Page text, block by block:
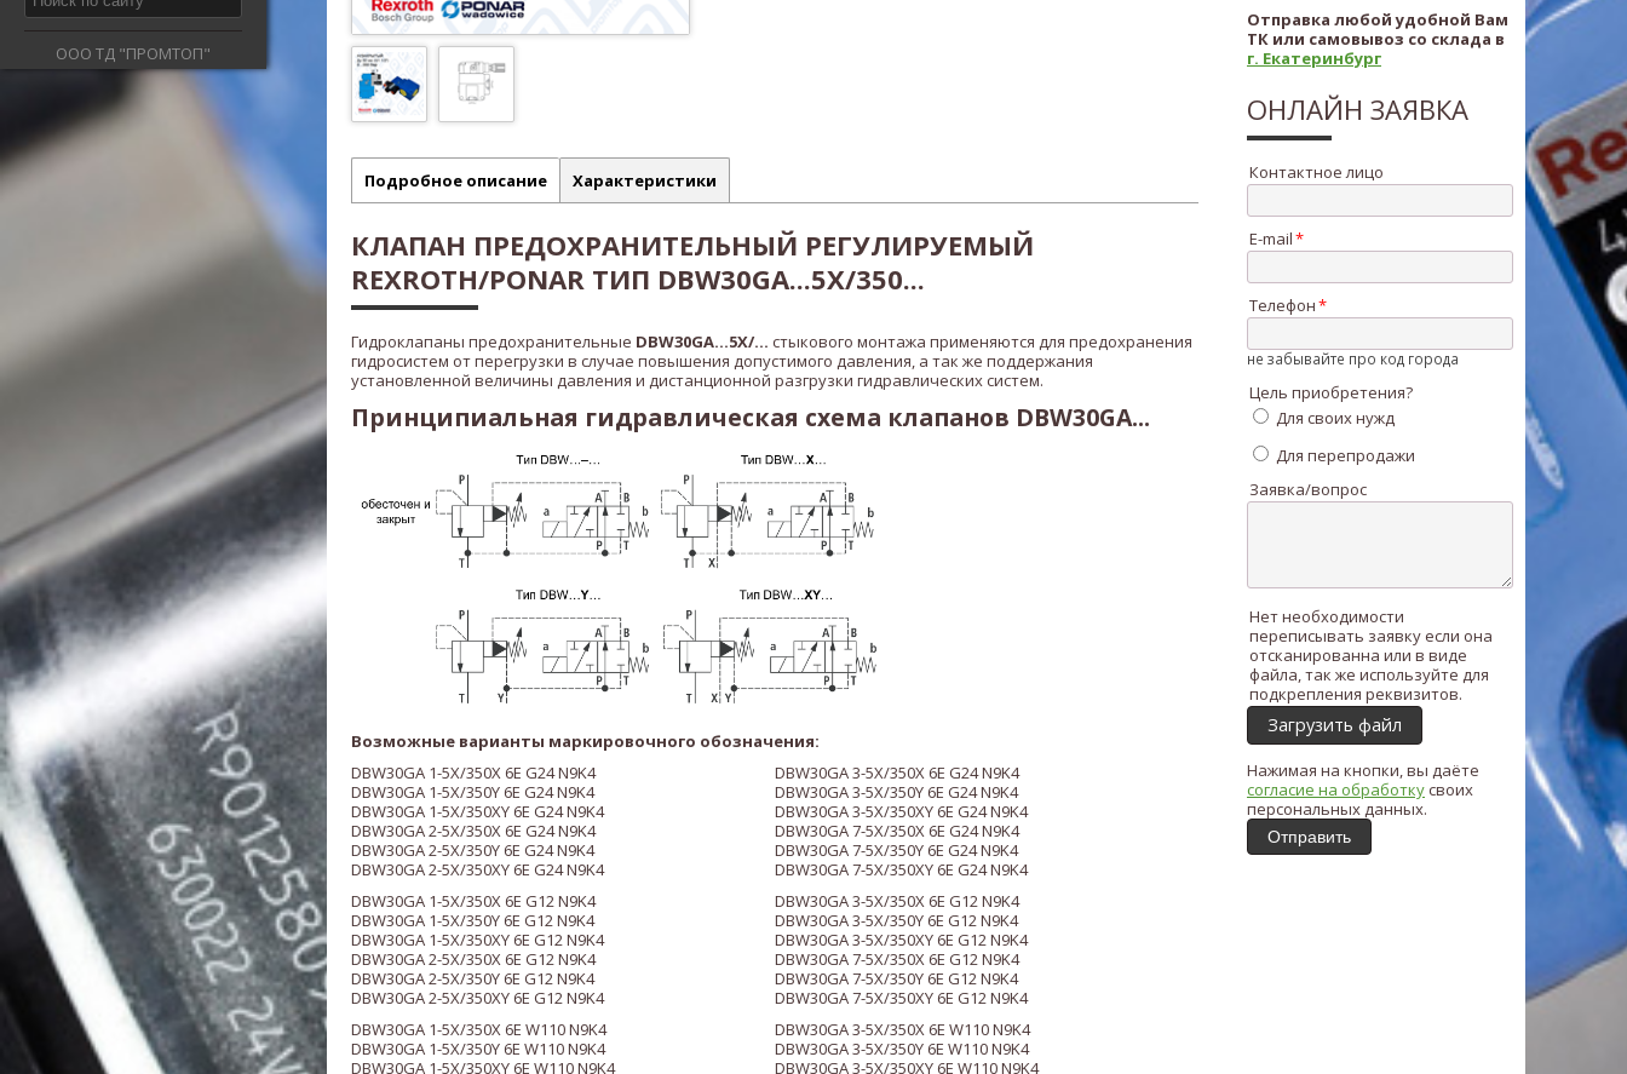
ООО ТД "ПРОМТОП"
Подробное описание Характеристики
КЛАПАН ПРЕДОХРАНИТЕЛЬНЫЙ РЕГУЛИРУЕМЫЙ
REXROTH/PONAR ТИП DBW30GA...5X/350...
Гидроклапаны предохранительные DBW30GA...5X/... стыкового монтажа применяются для предохранения
гидросистем от перегрузки в случае повышения допустимого давления, а так же поддержания
установленной величины давления и дистанционной разгрузки гидравлических систем.
Принципиальная гидравлическая схема клапанов DBW30GA...
Возможные варианты маркировочного обозначения:
DBW30GA 1-5X/350X 6E G24 N9K4
DBW30GA 1-5X/350Y 6E G24 N9K4
DBW30GA 1-5X/350XY 6E G24 N9K4
DBW30GA 2-5X/350X 6E G24 N9K4
DBW30GA 2-5X/350Y 6E G24 N9K4
DBW30GA 2-5X/350XY 6E G24 N9K4
DBW30GA 3-5X/350X 6E G24 N9K4
DBW30GA 3-5X/350Y 6E G24 N9K4
DBW30GA 3-5X/350XY 6E G24 N9K4
DBW30GA 7-5X/350X 6E G24 N9K4
DBW30GA 7-5X/350Y 6E G24 N9K4
DBW30GA 7-5X/350XY 6E G24 N9K4
DBW30GA 1-5X/350X 6E G12 N9K4
DBW30GA 1-5X/350Y 6E G12 N9K4
DBW30GA 1-5X/350XY 6E G12 N9K4
DBW30GA 2-5X/350X 6E G12 N9K4
DBW30GA 2-5X/350Y 6E G12 N9K4
DBW30GA 2-5X/350XY 6E G12 N9K4
DBW30GA 3-5X/350X 6E G12 N9K4
DBW30GA 3-5X/350Y 6E G12 N9K4
DBW30GA 3-5X/350XY 6E G12 N9K4
DBW30GA 7-5X/350X 6E G12 N9K4
DBW30GA 7-5X/350Y 6E G12 N9K4
DBW30GA 7-5X/350XY 6E G12 N9K4
DBW30GA 1-5X/350X 6E W110 N9K4
DBW30GA 1-5X/350Y 6E W110 N9K4
DBW30GA 1-5X/350XY 6E W110 N9K4
DBW30GA 3-5X/350X 6E W110 N9K4
DBW30GA 3-5X/350Y 6E W110 N9K4
DBW30GA 3-5X/350XY 6E W110 N9K4
Отправка любой удобной Вам
ТК или самовывоз со склада в
г. Екатеринбург
ОНЛАЙН ЗАЯВКА
Контактное лицо
E-mail
Телефон
не забывайте про код города
Цель приобретения?
Для своих нужд
Для перепродажи
Заявка/вопрос
Нет необходимости
переписывать заявку если она
отсканированна или в виде
файла, так же используйте для
подкрепления реквизитов.
Загрузить файл
Нажимая на кнопки, вы даёте
согласие на обработкусвоих
персональных данных.
Отправить